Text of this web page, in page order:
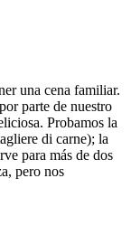
una cena familiar.
parte de nuestro
Probamos la
di carne); la
para más de dos
pero nos